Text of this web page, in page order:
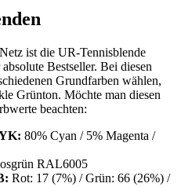
ist die UR-Tennisblende
Bestseller. Bei diesen
Grundfarben wählen,
Grünton. Möchte man diesen
beachten:
80% Cyan / 5% Magenta /
RAL6005
Rot: 17 (7%) / Grün: 66 (26%) /